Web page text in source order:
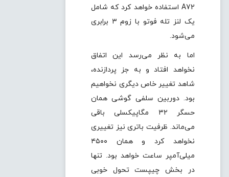
A72 استفاده خواهد کرد که شامل
یک لنز تله فوتو با زوم ۳ برابری
می‌شود.
اما به نظر می‌رسد این اتفاق
نخواهد افتاد و به جز پردازنده،
شاهد تغییر خاص دیگری نخواهیم
بود. دوربین سلفی گوشی همان
حسگر ۳۲ مگاپیکسلی باقی
می‌ماند. ظرفیت باتری نیز تغییری
نخواهد کرد و همان ۴۵۰۰
میلی‌آمپر ساعت خواهد بود. تنها
در بخش چیپست تحول خوبی